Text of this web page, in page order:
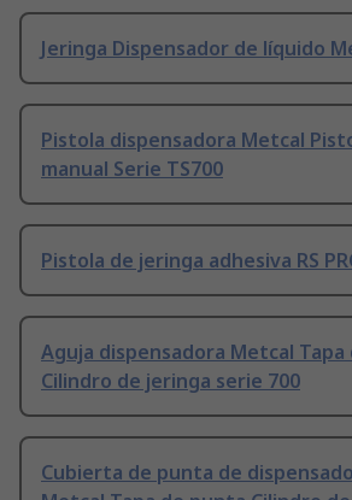
Jeringa Dispensador de líquido
Pistola dispensadora Metcal
manual Serie TS700
Pistola de jeringa adhesiva RS
Aguja dispensadora Metcal
Cilindro de jeringa serie 700
Cubierta de punta de